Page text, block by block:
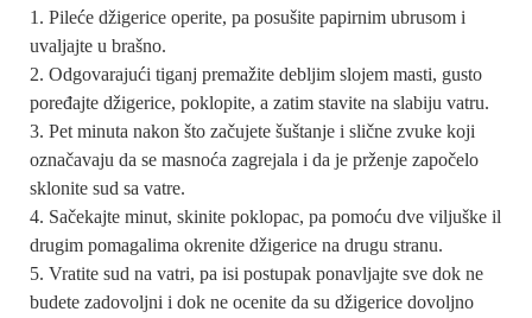
Pileće džigerice operite, pa posušite papirnim ubrusom i
uvaljajte u brašno.
Odgovarajući tiganj premažite debljim slojem masti, gusto
poređajte džigerice, poklopite, a zatim stavite na slabiju vatru.
Pet minuta nakon što začujete šuštanje i slične zvuke koji
označavaju da se masnoća zagrejala i da je prženje započelo
sklonite sud sa vatre.
Sačekajte minut, skinite poklopac, pa pomoću dve viljuške il
drugim pomagalima okrenite džigerice na drugu stranu.
Vratite sud na vatri, pa isi postupak ponavljajte sve dok ne
budete zadovoljni i dok ne ocenite da su džigerice dovoljno